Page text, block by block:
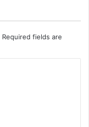
Required fields are